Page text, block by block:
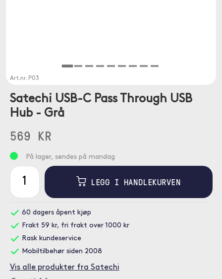
Art.nr. P03
Satechi USB-C Pass Through USB
Hub - Grå
569 KR
På lager, sendes på mandag
LEGG I HANDLEKURVEN
60 dagers åpent kjøp
Frakt 59 kr, fri frakt over 1000 kr
Rask kundeservice
Mobiltilbehør siden 2008
Vis alle produkter fra Satechi